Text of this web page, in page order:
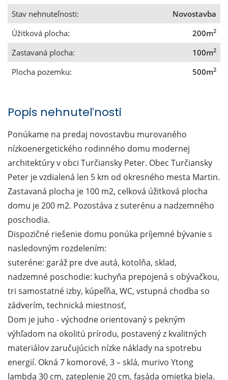
Stav nehnuteľnosti:
Novostavba
Úžitková plocha:
200m2
Zastavaná plocha: 100m2
Plocha pozemku: 500m2
Popis nehnuteľnosti
Ponúkame na predaj novostavbu murovaného
nízkoenergetického rodinného domu modernej
architektúry v obci Turčiansky Peter. Obec Turčiansky
Peter je vzdialená len 5 km od okresného mesta Martin.
Zastavaná plocha je 100 m2, celková úžitková plocha
domu je 200 m2. Pozostáva z suterénu a nadzemného
poschodia.
Dispozičné riešenie domu ponúka príjemné bývanie s
nasledovným rozdelením:
suteréne: garáž pre dve autá, kotolňa, sklad,
nadzemné poschodie: kuchyňa prepojená s obývačkou,
tri samostatné izby, kúpeľňa, WC, vstupná chodba so
zádverím, technická miestnosť,
Dom je juho - východne orientovaný s pekným
výhľadom na okolitú prírodu, postavený z kvalitných
materiálov zaručujúcich nízke náklady na spotrebu
energií. Okná 7 komorové, 3 – sklá, murivo Ytong
lambda 30 cm, zateplenie 20 cm, fasáda omietka biela.